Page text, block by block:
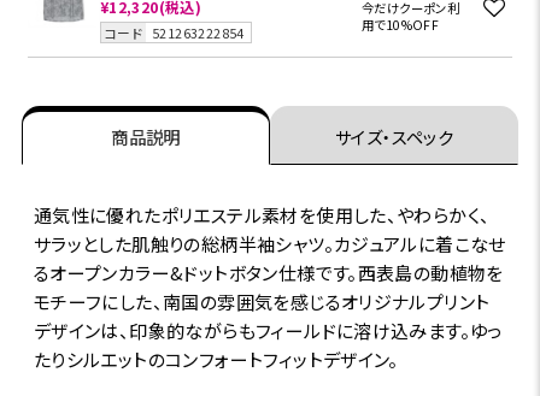
¥12,320(税込)
コード 521263222854
今だけクーポン利
用で10%OFF
商品説明 サイズ・スペック
通気性に優れたポリエステル素材を使用した、やわらかく、
サラッとした肌触りの総柄半袖シャツ。カジュアルに着こなせ
るオープンカラー&ドットボタン仕様です。西表島の動植物を
モチーフにした、南国の雰囲気を感じるオリジナルプリント
デザインは、印象的ながらもフィールドに溶け込みます。ゆっ
たりシルエットのコンフォートフィットデザイン。